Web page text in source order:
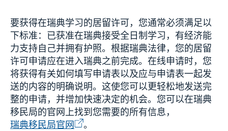
要获得在瑞典学习的居留许可，您通常必须满足以
下标准：已获准在瑞典接受全日制学习，有经济能
力支持自己并拥有护照。根据瑞典法律，您的居留
许可申请应在进入瑞典之前完成。在线申请时，您
将获得有关如何填写申请表以及应与申请表一起发
送的内容的明确说明。这使您可以更轻松地发送完
整的申请，并增加快速决定的机会。您可以在瑞典
移民局的官网上找到您需要的所有信息，
瑞典移民局官网
。